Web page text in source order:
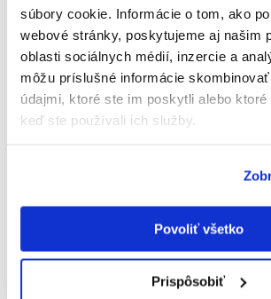
súbory cookie. Informácie o tom, ako
webové stránky, poskytujeme aj našim
oblasti sociálnych médií, inzercie a
môžu príslušné informácie
údajmi, ktoré ste im poskytli alebo ktoré
keď ste používali ich služby.
Povoliť všetko
Prispôsobiť
Odoslaním tohto formulára
spracúvaním osobných údajov.